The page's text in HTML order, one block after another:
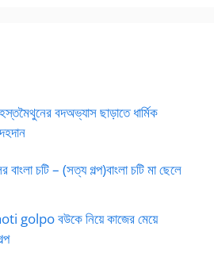
বদঅভ্যাস ছাড়াতে ধার্মিক
বাংলা চটি – (সত্য গল্প)বাংলা চটি মা ছেলে
golpo বউকে নিয়ে কাজের মেয়ে